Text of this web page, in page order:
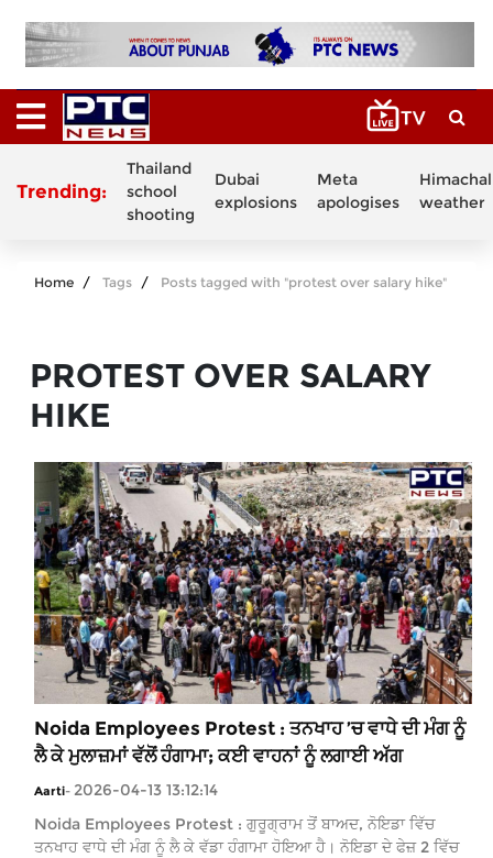
Trending:
Thailand
school
shooting
Dubai
explosions
Meta
apologises
Himachal
weather
Home Tags Posts tagged with "protest over salary hike"
PROTEST OVER SALARY
HIKE
Noida Employees Protest : ਤਨਖਾਹ ’ਚ ਵਾਧੇ ਦੀ ਮੰਗ ਨੂੰ
ਲੈ ਕੇ ਮੁਲਾਜ਼ਮਾਂ ਵੱਲੋਂ ਹੰਗਾਮਾ; ਕਈ ਵਾਹਨਾਂ ਨੂੰ ਲਗਾਈ ਅੱਗ
Aarti- 2026-04-13 13:12:14
Noida Employees Protest : ਗੁਰੂਗ੍ਰਾਮ ਤੋਂ ਬਾਅਦ, ਨੋਇਡਾ ਵਿੱਚ
ਤਨਖਾਹ ਵਾਧੇ ਦੀ ਮੰਗ ਨੂੰ ਲੈ ਕੇ ਵੱਡਾ ਹੰਗਾਮਾ ਹੋਇਆ ਹੈ। ਨੋਇਡਾ ਦੇ ਫੇਜ਼ 2 ਵਿੱਚ